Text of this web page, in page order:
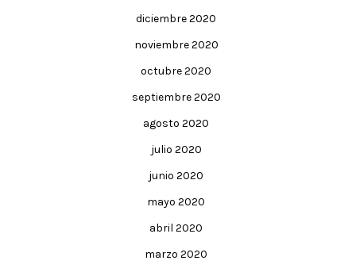
diciembre 2020
noviembre 2020
octubre 2020
septiembre 2020
agosto 2020
julio 2020
junio 2020
mayo 2020
abril 2020
marzo 2020